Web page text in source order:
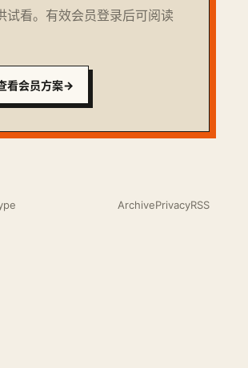
试看。有效会员登录后可阅读
看会员方案→
ArchivePrivacyRSS